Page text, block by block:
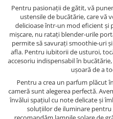
Pentru pasionații de gătit, vă
ustensile de bucătărie, care vă
delicioase într-un mod eficient și
mișcare, nu ratați blender-urile
permite să savurați smoothie-uri
afla. Pentru iubitorii de usturoi,
accesoriu indispensabil în
ușoară de a
Pentru a crea un parfum plăcut
cameră sunt alegerea perfectă.
învălui spațiul cu note delicate și
soluțiilor de iluminare